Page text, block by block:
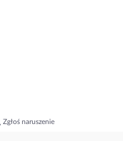
Zgłoś naruszenie